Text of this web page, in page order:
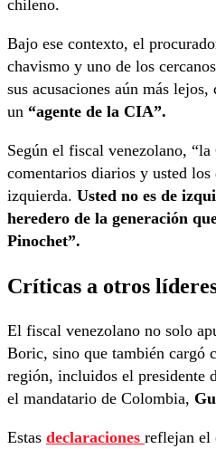
chileno.
Bajo ese contexto, el
chavismo y uno de los
sus acusaciones aún más
un “agente de la CIA”.
Según el fiscal venezolano,
comentarios diarios y usted los
izquierda. Usted no es de
heredero de la generación
Pinochet”.
Críticas a otros
El fiscal venezolano no solo
Boric, sino que también cargó
región, incluidos el presidente
el mandatario de Colombia,
Estas declaraciones reflejan el